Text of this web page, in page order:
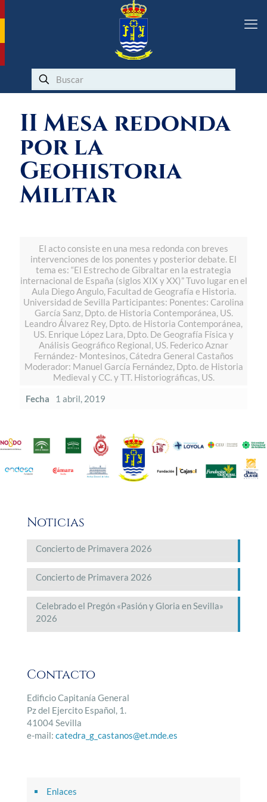
II Mesa redonda
por la
Geohistoria
Militar
El acto consiste en una mesa redonda con breves
intervenciones de los ponentes y posterior debate. El
tema es: “El Estrecho de Gibraltar en la estrategia
internacional de España (siglos XIX y XX)” Tuvo lugar en el
Aula Diego Angulo, Facultad de Geografía e Historia.
Universidad de Sevilla Participantes: Ponentes: Carolina
García Sanz, Dpto. de Historia Contemporánea, US.
Leandro Álvarez Rey, Dpto. de Historia Contemporánea,
US. Enrique López Lara, Dpto. De Geografía Física y
Análisis Geográfico Regional, US. Federico Aznar
Fernández- Montesinos, Cátedra General Castaños
Moderador: Manuel García Fernández, Dpto. de Historia
Medieval y CC. y TT. Historiográficas, US.
Fecha
1 abril, 2019
Noticias
Concierto de Primavera 2026
Concierto de Primavera 2026
Celebrado el Pregón «Pasión y Gloria en Sevilla»
2026
Contacto
Edificio Capitanía General
Pz del Ejercito Español, 1.
41004 Sevilla
e-mail: catedra_g_castanos@et.mde.es
Enlaces